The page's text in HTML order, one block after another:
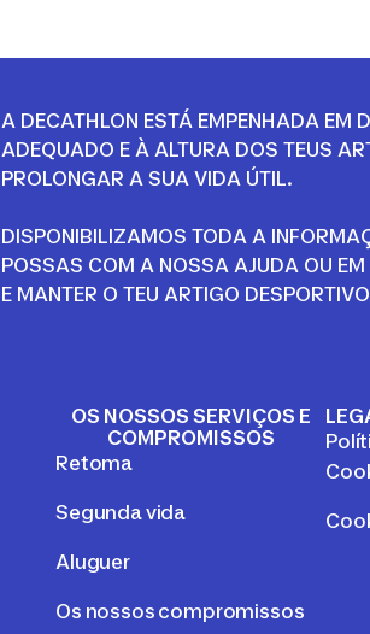
A DECATHLON ESTÁ EMPENHADA EM
ADEQUADO E À ALTURA DOS TEUS
PROLONGAR A SUA VIDA ÚTIL.
DISPONIBILIZAMOS TODA A
POSSAS COM A NOSSA AJUDA OU
E MANTER O TEU ARTIGO
OS NOSSOS SERVIÇOS E
COMPROMISSOS
Retoma
Segunda vida
Aluguer
Os nossos compromissos